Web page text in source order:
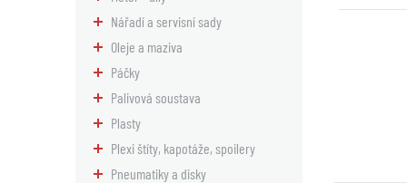
Nářadí a servisní sady
Oleje a maziva
Páčky
Palivová soustava
Plasty
Plexi štíty, kapotáže, spoilery
Pneumatiky a disky